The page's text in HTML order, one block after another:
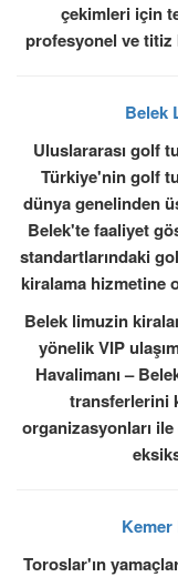
çekimleri için
profesyonel ve titiz
Belek
Uluslararası golf
Türkiye'nin golf
dünya genelinden
Belek'te faaliyet
standartlarındaki
kiralama hizmetine
Belek limuzin
yönelik VIP
Havalimanı –
transferlerini
organizasyonları
Toroslar'ın